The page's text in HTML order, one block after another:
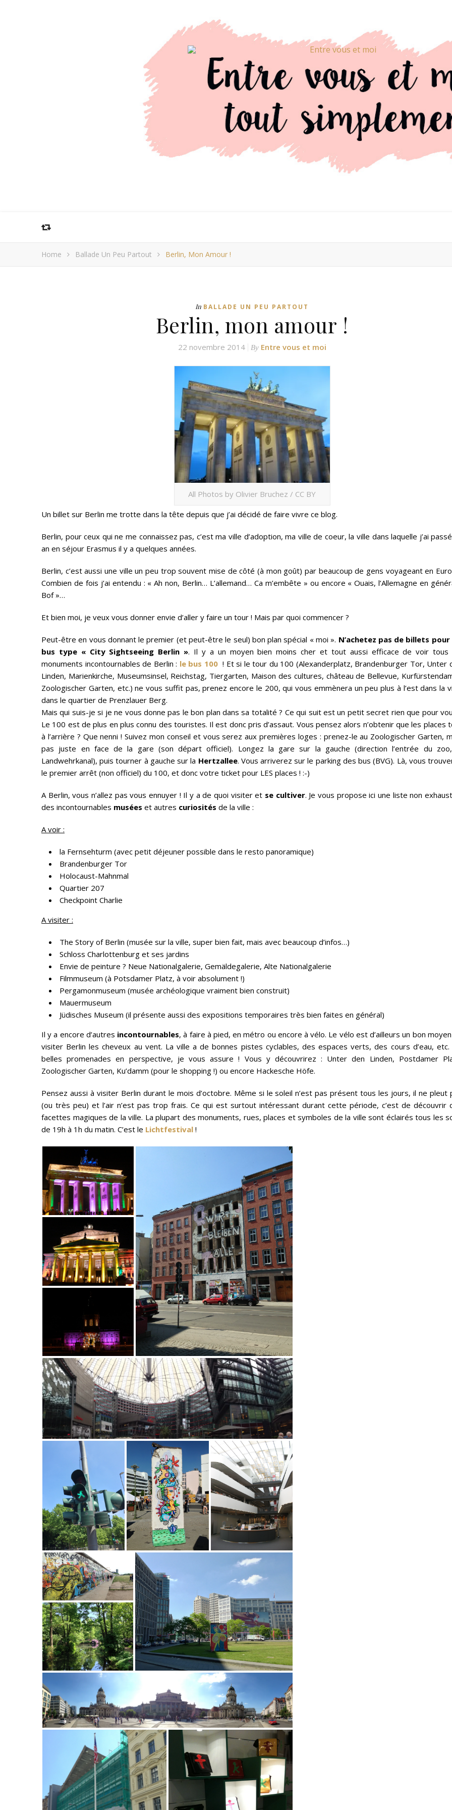
Home Ballade Un Peu Partout Berlin, Mon Amour !
In BALLADE UN PEU PARTOUT
Berlin, mon amour !
22 novembre 2014 By Entre vous et moi
All Photos by Olivier Bruchez / CC BY
Un billet sur Berlin me trotte dans la tête depuis que j’ai décidé de faire vivre ce blog.
Berlin, pour ceux qui ne me connaissez pas, c’est ma ville d’adoption, ma ville de coeur, la ville dans laquelle j’ai
an en séjour Erasmus il y a quelques années.
Berlin, c’est aussi une ville un peu trop souvent mise de côté (à mon goût) par beaucoup de gens voyageant en
Combien de fois j’ai entendu : « Ah non, Berlin… L’allemand… Ca m’embête » ou encore « Ouais, l’Allemagne en
Bof »…
Et bien moi, je veux vous donner envie d’aller y faire un tour ! Mais par quoi commencer ?
Peut-être en vous donnant le premier (et peut-être le seul) bon plan spécial « moi ». N’achetez pas de billets pour
bus type « City Sightseeing Berlin ». Il y a un moyen bien moins cher et tout aussi efficace de voir tous
monuments incontournables de Berlin : le bus 100 ! Et si le tour du 100 (Alexanderplatz, Brandenburger Tor, Unter
Linden, Marienkirche, Museumsinsel, Reichstag, Tiergarten, Maison des cultures, château de Bellevue,
Zoologischer Garten, etc.) ne vous suffit pas, prenez encore le 200, qui vous emmènera un peu plus à l’est dans la
dans le quartier de Prenzlauer Berg.
Mais qui suis-je si je ne vous donne pas le bon plan dans sa totalité ? Ce qui suit est un petit secret rien que pour
Le 100 est de plus en plus connu des touristes. Il est donc pris d’assaut. Vous pensez alors n’obtenir que les places
à l’arrière ? Que nenni ! Suivez mon conseil et vous serez aux premières loges : prenez-le au Zoologischer Garten,
pas juste en face de la gare (son départ officiel). Longez la gare sur la gauche (direction l’entrée du
Landwehrkanal), puis tourner à gauche sur la Hertzallee. Vous arriverez sur le parking des bus (BVG). Là, vous
le premier arrêt (non officiel) du 100, et donc votre ticket pour LES places ! :-)
A Berlin, vous n’allez pas vous ennuyer ! Il y a de quoi visiter et se cultiver. Je vous propose ici une liste non
des incontournables musées et autres curiosités de la ville :
A voir :
la Fernsehturm (avec petit déjeuner possible dans le resto panoramique)
Brandenburger Tor
Holocaust-Mahnmal
Quartier 207
Checkpoint Charlie
A visiter :
The Story of Berlin (musée sur la ville, super bien fait, mais avec beaucoup d’infos…)
Schloss Charlottenburg et ses jardins
Envie de peinture ? Neue Nationalgalerie, Gemäldegalerie, Alte Nationalgalerie
Filmmuseum (à Potsdamer Platz, à voir absolument !)
Pergamonmuseum (musée archéologique vraiment bien construit)
Mauermuseum
Jüdisches Museum (il présente aussi des expositions temporaires très bien faites en général)
Il y a encore d’autres incontournables, à faire à pied, en métro ou encore à vélo. Le vélo est d’ailleurs un bon
visiter Berlin les cheveux au vent. La ville a de bonnes pistes cyclables, des espaces verts, des cours d’eau, etc.
belles promenades en perspective, je vous assure ! Vous y découvrirez : Unter den Linden, Postdamer
Zoologischer Garten, Ku’damm (pour le shopping !) ou encore Hackesche Höfe.
Pensez aussi à visiter Berlin durant le mois d’octobre. Même si le soleil n’est pas présent tous les jours, il ne pleut
(ou très peu) et l’air n’est pas trop frais. Ce qui est surtout intéressant durant cette période, c’est de découvrir
facettes magiques de la ville. La plupart des monuments, rues, places et symboles de la ville sont éclairés tous les
de 19h à 1h du matin. C’est le Lichtfestival !